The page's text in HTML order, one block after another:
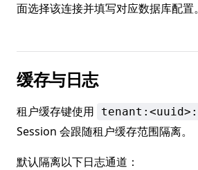
面选择该连接并填写对应数据库配置。
缓存与日志
租户缓存键使用 tenant:<uuid>:
Session 会跟随租户缓存范围隔离。
默认隔离以下日志通道：